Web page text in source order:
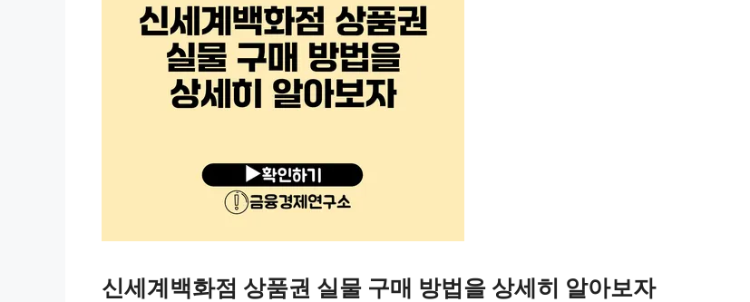
신세계백화점 상품권 실물 구매 방법을 상세히 알아보자